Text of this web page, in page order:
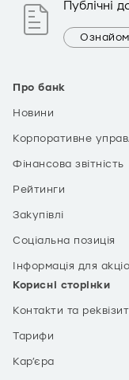
Про банк
Новини
Корпоративне
Фінансова звітність
Рейтинги
Закупівлі
Соціальна позиція
Інформація для
Корисні сторінки
Контакти та
Тарифи
Кар’єра
Публічні